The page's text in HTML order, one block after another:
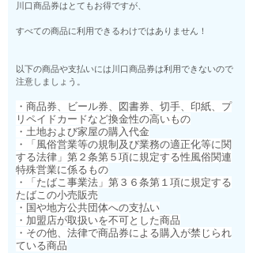
川口商品券はとてもお得ですが、
すべての商品に利用できるわけではありません！
以下の商品や支払いには川口商品券は利用できないので
注意しましょう。
・商品券、ビール券、図書券、切手、印紙、プ
リペイドカードなど換金性の高いもの
・土地および家屋の購入代金
・「風俗営業等の規制及び業務の適正化等に関
する法律」第２条第５項に規定する性風俗関連
特殊営業に係るもの
・「たばこ事業法」第３６条第１項に規定する
たばこの小売販売
・国や地方公共団体への支払い
・加盟店が取扱いを不可とした商品
・その他、法律で商品券による購入が禁じられ
ている商品